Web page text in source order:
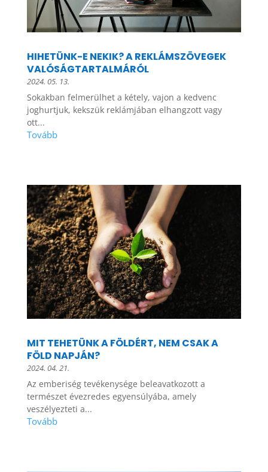
HIHETÜNK-E NEKIK? A REKLÁMSZÖVEGEK
VALÓSÁGTARTALMÁRÓL
2024. 05. 13.
Sokakban felmerülhet a kétely, vajon a kedvenc
joghurtjuk, kekszük reklámjában elhangzott vagy
ott...
MIT TEHETÜNK A FÖLDÉRT, NEM CSAK A
FÖLD NAPJÁN?
2024. 04. 21.
Az emberiség tevékenysége beleavatkozott a
természet évezredes egyensúlyába, amely
veszélyezteti a...